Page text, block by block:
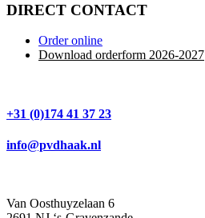
DIRECT CONTACT
Order online
Download orderform 2026-2027
+31 (0)174 41 37 23
info@pvdhaak.nl
Van Oosthuyzelaan 6